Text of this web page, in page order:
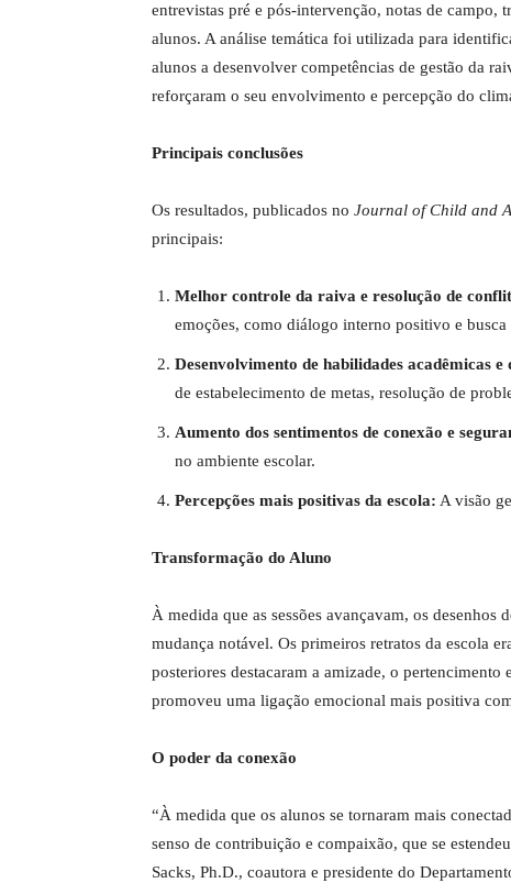
entrevistas pré e pós-intervenção, notas de campo,
alunos. A análise temática foi utilizada para
alunos a desenvolver competências de gestão da
reforçaram o seu envolvimento e percepção do
Principais conclusões
Os resultados, publicados no Journal of Child and
principais:
Melhor controle da raiva e resolução de
emoções, como diálogo interno positivo e busca
Desenvolvimento de habilidades acadêmicas e
de estabelecimento de metas, resolução de
Aumento dos sentimentos de conexão e
no ambiente escolar.
Percepções mais positivas da escola: A visão
Transformação do Aluno
À medida que as sessões avançavam, os desenhos
mudança notável. Os primeiros retratos da escola
posteriores destacaram a amizade, o
promoveu uma ligação emocional mais positiva
O poder da conexão
“À medida que os alunos se tornaram mais
senso de contribuição e compaixão, que se
Sacks, Ph.D., coautora e presidente do